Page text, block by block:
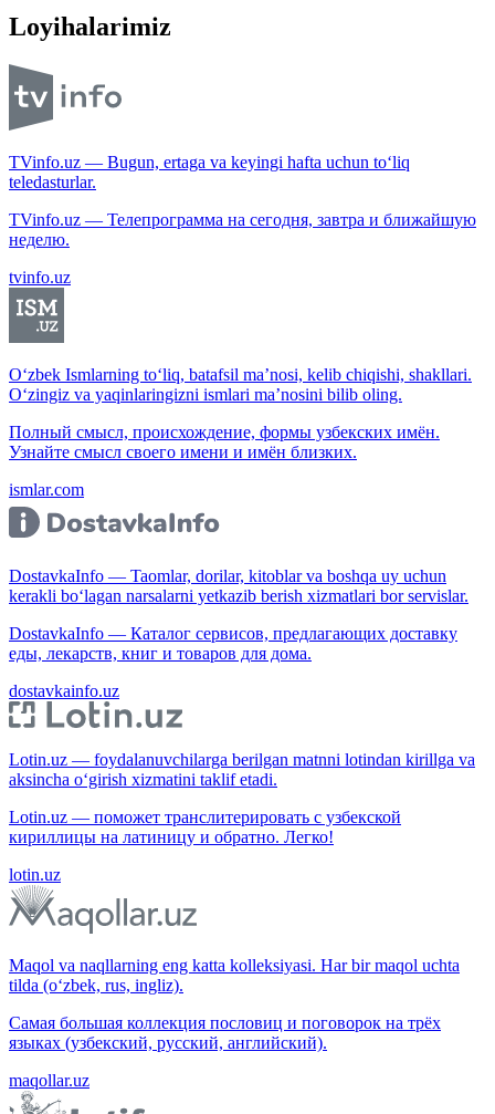
Loyihalarimiz
TVinfo.uz — Bugun, ertaga va keyingi hafta uchun to‘liq
teledasturlar.
TVinfo.uz — Телепрограмма на сегодня, завтра и ближайшую
неделю.
tvinfo.uz
O‘zbek Ismlarning to‘liq, batafsil ma’nosi, kelib chiqishi, shakllari.
O‘zingiz va yaqinlaringizni ismlari ma’nosini bilib oling.
Полный смысл, происхождение, формы узбекских имён.
Узнайте смысл своего имени и имён близких.
ismlar.com
DostavkaInfo — Taomlar, dorilar, kitoblar va boshqa uy uchun
kerakli bo‘lagan narsalarni yetkazib berish xizmatlari bor servislar.
DostavkaInfo — Каталог сервисов, предлагающих доставку
еды, лекарств, книг и товаров для дома.
dostavkainfo.uz
Lotin.uz — foydalanuvchilarga berilgan matnni lotindan kirillga va
aksincha o‘girish xizmatini taklif etadi.
Lotin.uz — поможет транслитерировать с узбекской
кириллицы на латиницу и обратно. Легко!
lotin.uz
Maqol va naqllarning eng katta kolleksiyasi. Har bir maqol uchta
tilda (o‘zbek, rus, ingliz).
Самая большая коллекция пословиц и поговорок на трёх
языках (узбекский, русский, английский).
maqollar.uz